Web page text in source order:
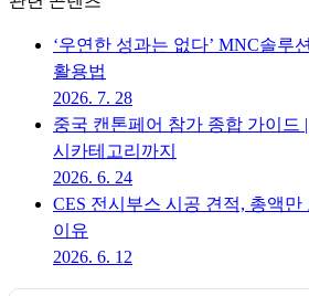
‘우연한 성과는 없다’ MNC솔루
활용법
2026. 7. 28
중국 캔톤페어 참가 종합 가이드
시카테고리까지
2026. 6. 24
CES 전시부스 시공 견적, 총액
이유
2026. 6. 12